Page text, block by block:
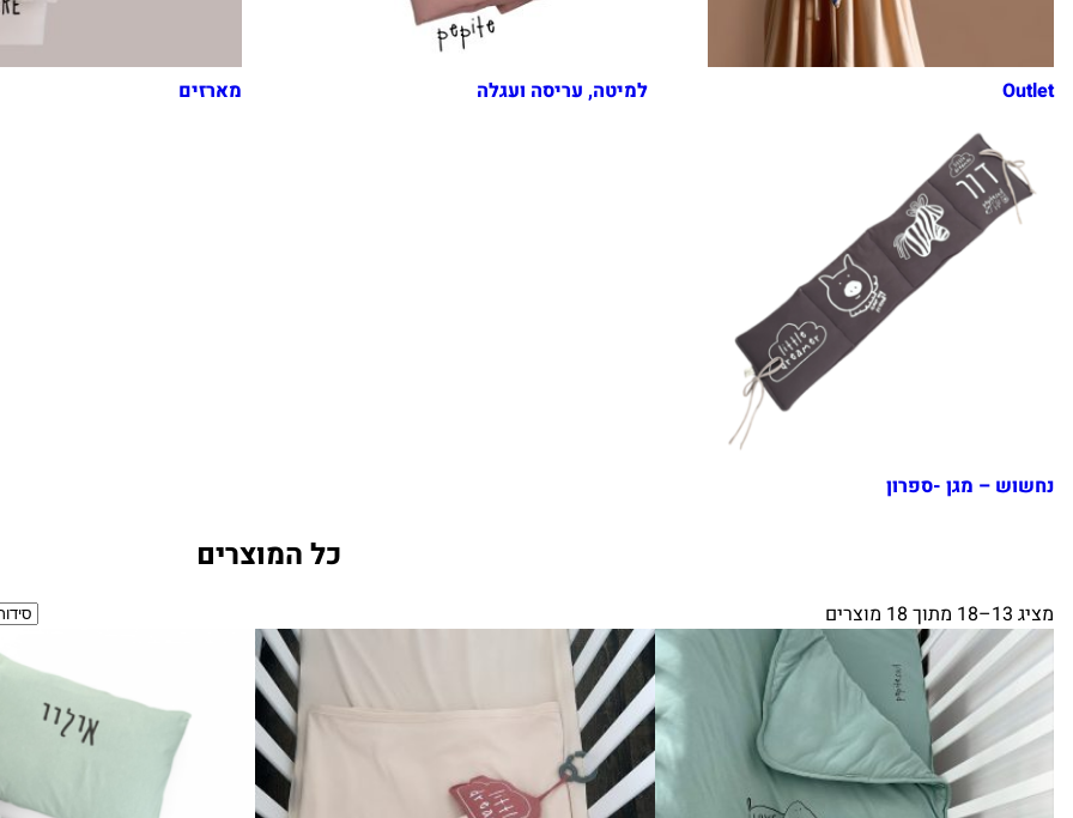
Outlet למיטה, עריסה ועגלה מארזים
נחשוש – מגן -ספרון
כל המוצרים
מציג 13–18 מתוך 18 מוצרים